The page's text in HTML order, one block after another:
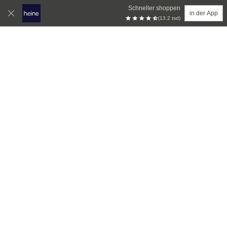
Schneller shoppen
(13.2 tsd)
in der App